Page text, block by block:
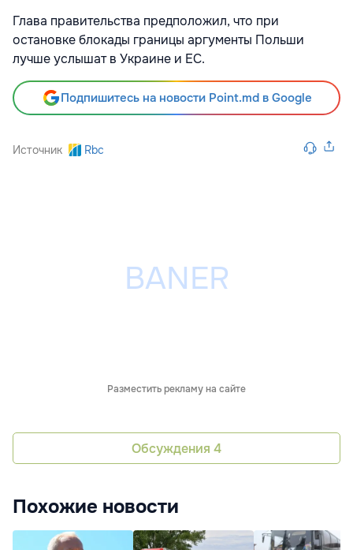
Глава правительства предположил, что при
остановке блокады границы аргументы Польши
лучше услышат в Украине и ЕС.
Подпишитесь на новости Point.md в Google
Источник Rbc
Разместить рекламу на сайте
Обсуждения 4
Похожие новости